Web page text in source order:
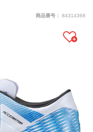
商品番号： 84314368